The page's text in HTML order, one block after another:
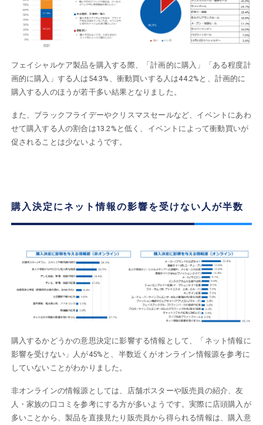
フェイシャルケア製品を購入する際、「計画的に購入」「ある程度計
画的に購入」する人は54.3%、衝動買いする人は44.2%と、計画的に
購入する人のほうが若干多い結果となりました。
また、ブラックフライデーやクリスマスセールなど、イベントにあわ
せて購入する人の割合は13.2%と低く、イベントによって衝動買いが
促されることは少ないようです。
購入決定にネット情報の影響を受けない人が半数
購入するかどうかの意思決定に影響する情報として、「ネット情報に
影響を受けない」人が45%と、半数近くがオンライン情報源を参考に
していないことがわかりました。
非オンラインの情報源としては、店舗ポスターや販売員の紹介、友
人・家族の口コミを参考にする方が多いようです。実際に店頭購入が
多いことから、製品を直接見たり販売員から得られる情報は、購入意